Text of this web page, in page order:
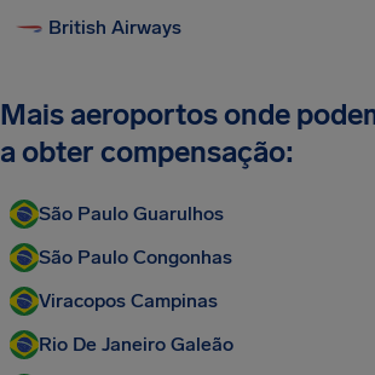
British Airways
Mais aeroportos onde
a obter compensação:
São Paulo Guarulhos
São Paulo Congonhas
Viracopos Campinas
Rio De Janeiro Galeão